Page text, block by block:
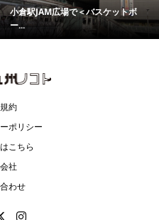
小倉駅JAM広場で＜バスケットボ
ー...
約
ポリシー
こちら
社
わせ